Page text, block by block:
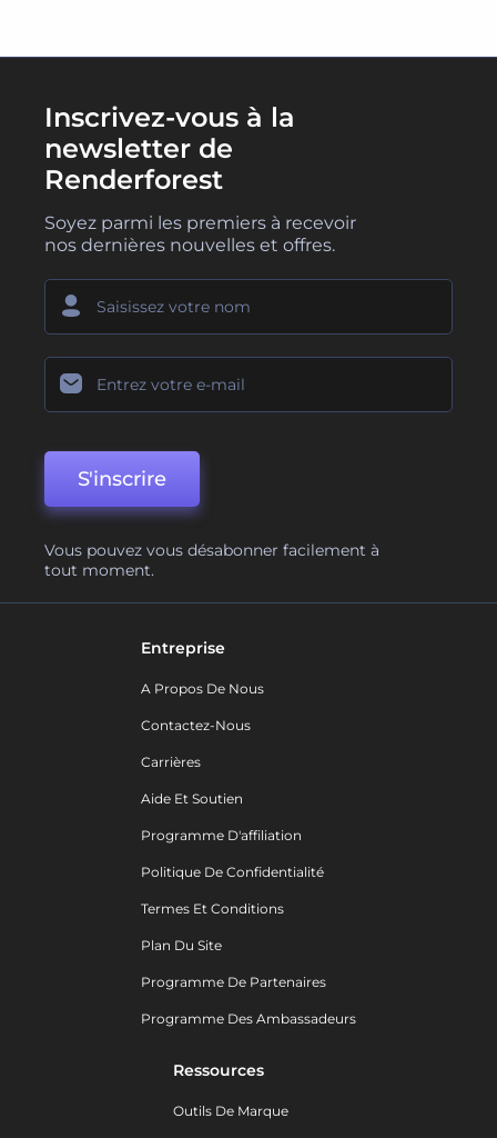
Inscrivez-vous à la
newsletter de
Renderforest
Soyez parmi les premiers à recevoir
nos dernières nouvelles et offres.
S'inscrire
Vous pouvez vous désabonner facilement à
tout moment.
Entreprise
A Propos De Nous
Contactez-Nous
Carrières
Aide Et Soutien
Programme D'affiliation
Politique De Confidentialité
Termes Et Conditions
Plan Du Site
Programme De Partenaires
Programme Des Ambassadeurs
Ressources
Outils De Marque